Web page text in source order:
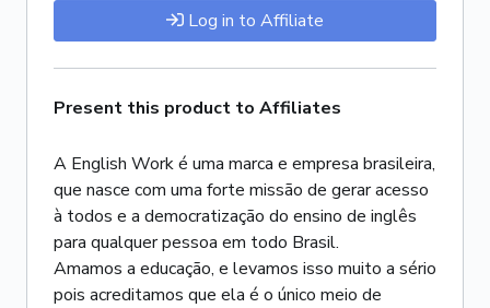
Log in to Affiliate
Present this product to Affiliates
A English Work é uma marca e empresa brasileira,
que nasce com uma forte missão de gerar acesso
à todos e a democratização do ensino de inglês
para qualquer pessoa em todo Brasil.
Amamos a educação, e levamos isso muito a sério
pois acreditamos que ela é o único meio de